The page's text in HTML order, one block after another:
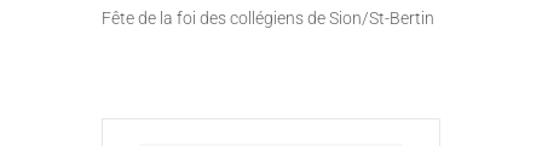
Fête de la foi des collégiens de Sion/St-Bertin